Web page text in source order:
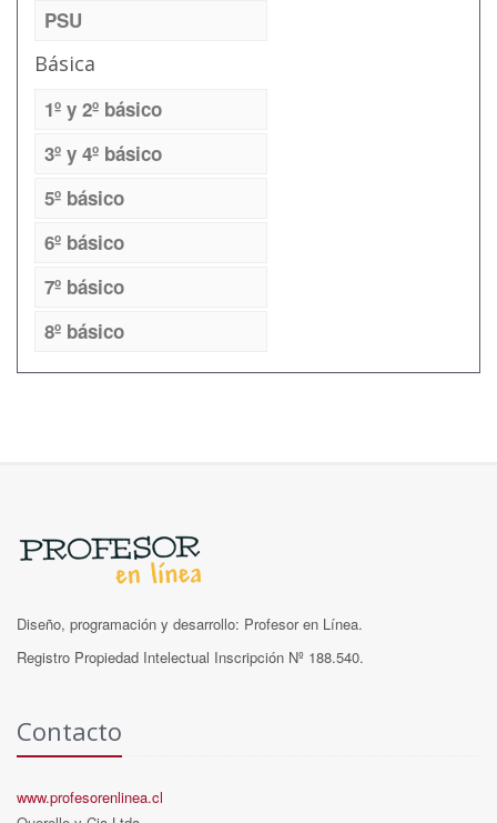
PSU
Básica
1º y 2º básico
3º y 4º básico
5º básico
6º básico
7º básico
8º básico
Diseño, programación y desarrollo: Profesor en Línea.
Registro Propiedad Intelectual Inscripción Nº 188.540.
Contacto
www.profesorenlinea.cl